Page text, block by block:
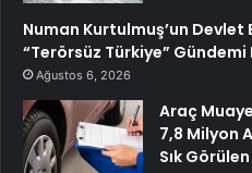
Numan Kurtulmuş’un Devlet
“Terörsüz Türkiye”
Ağustos 6, 2026
Araç
7,8 Milyon
Sık